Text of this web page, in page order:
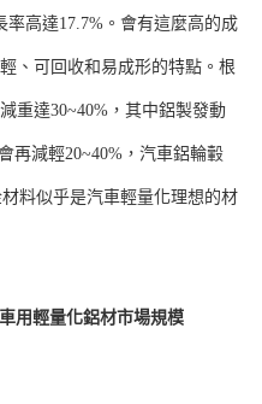
率高達17.7%。會有這麼高的成
、可回收和易成形的特點。根
重達30~40%，其中鋁製發動
再減輕20~40%，汽車鋁輪轂
料似乎是汽車輕量化理想的材